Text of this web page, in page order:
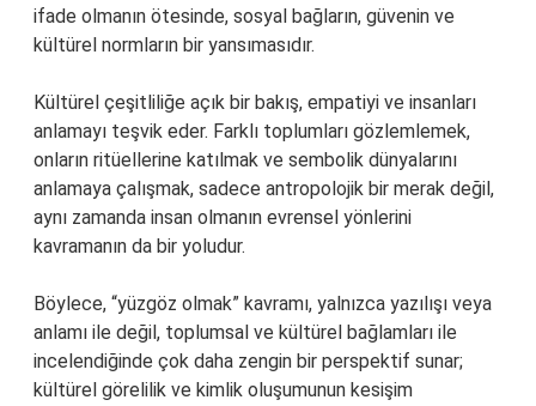
ifade olmanın ötesinde, sosyal bağların, güvenin ve
kültürel normların bir yansımasıdır.
Kültürel çeşitliliğe açık bir bakış, empatiyi ve insanları
anlamayı teşvik eder. Farklı toplumları gözlemlemek,
onların ritüellerine katılmak ve sembolik dünyalarını
anlamaya çalışmak, sadece antropolojik bir merak değil,
aynı zamanda insan olmanın evrensel yönlerini
kavramanın da bir yoludur.
Böylece, “yüzgöz olmak” kavramı, yalnızca yazılışı veya
anlamı ile değil, toplumsal ve kültürel bağlamları ile
incelendiğinde çok daha zengin bir perspektif sunar;
kültürel görelilik ve kimlik oluşumunun kesişim